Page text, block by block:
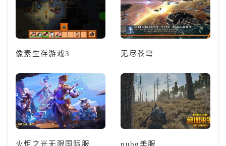
像素生存游戏3 无尽苍穹
火炬之光无限国际服 pubg美服